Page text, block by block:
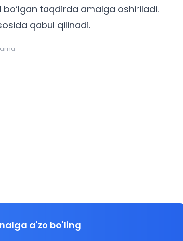
bo‘lgan taqdirda amalga oshiriladi.
qabul qilinadi.
a'zo bo'ling